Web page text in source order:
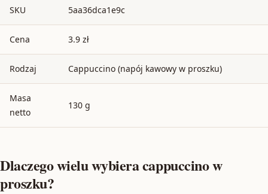
SKU 5aa36dca1e9c
Cena 3.9 zł
Rodzaj Cappuccino (napój kawowy w proszku)
Masa
netto
130 g
Dlaczego wielu wybiera cappuccino w
proszku?